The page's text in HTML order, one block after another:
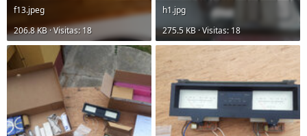
f13.jpeg
206.8 KB · Visitas: 18
h1.jpg
275.5 KB · Visitas: 18